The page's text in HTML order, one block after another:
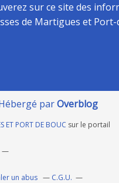
sur ce site des
de Martigues et
parOverblog
ET PORT DE BOUC sur le portail
un abus C.G.U.